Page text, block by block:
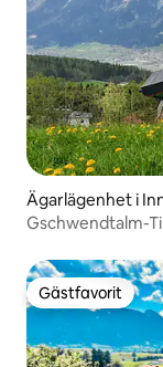
Ägarlägenhet i
Gschwendtalm-
Gästfavorit
Gästfavorit